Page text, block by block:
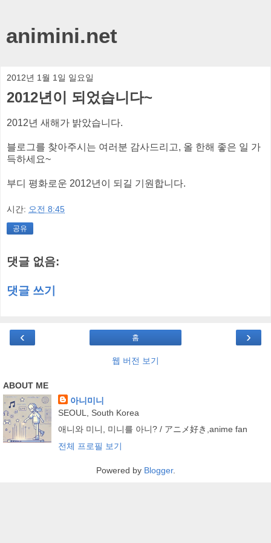
animini.net
2012년 1월 1일 일요일
2012년이 되었습니다~
2012년 새해가 밝았습니다.
블로그를 찾아주시는 여러분 감사드리고, 올 한해 좋은 일 가
득하세요~
부디 평화로운 2012년이 되길 기원합니다.
시간: 오전 8:45
공유
댓글 없음:
댓글 쓰기
‹ ›
홈
웹 버전 보기
ABOUT ME
아니미니
SEOUL, South Korea
애니와 미니, 미니를 아니? / アニメ好き,anime fan
전체 프로필 보기
Powered by Blogger.